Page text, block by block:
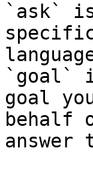
`ask`
`goal`
goal
behalf